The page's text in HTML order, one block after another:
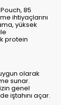
85
ihtiyaçlarını
yüksek
protein
olarak
sunar.
genel
iştahını açar.